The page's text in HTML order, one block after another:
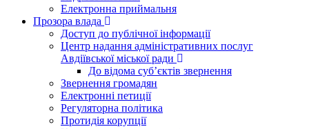
Електронна приймальня
Прозора влада
Доступ до публічної інформації
Центр надання адміністративних послуг
Авдіївської міської ради
До відома суб’єктів звернення
Звернення громадян
Електронні петиції
Регуляторна політика
Протидія корупції